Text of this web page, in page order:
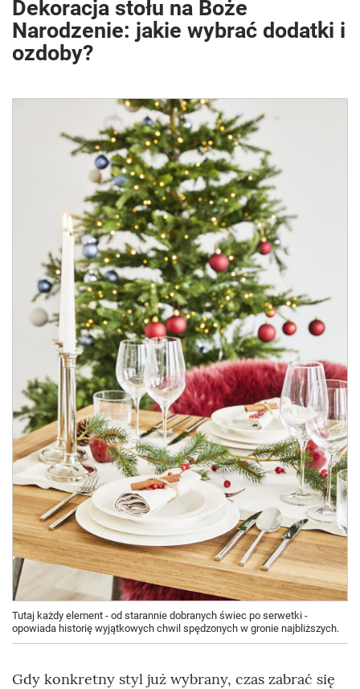
Dekoracja stołu na Boże
Narodzenie: jakie wybrać dodatki i
ozdoby?
Tutaj każdy element - od starannie dobranych świec po serwetki -
opowiada historię wyjątkowych chwil spędzonych w gronie najbliższych.
Gdy konkretny styl już wybrany, czas zabrać się